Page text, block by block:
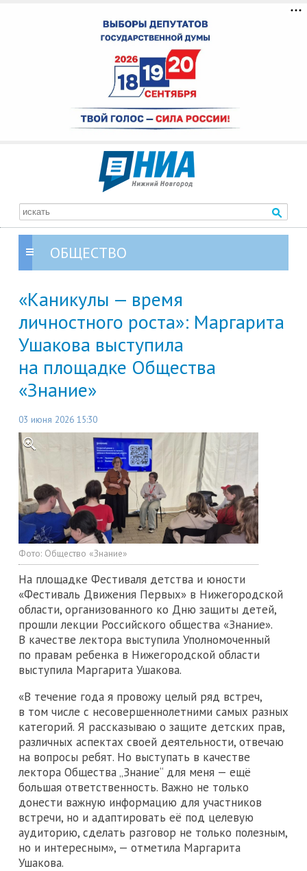
ОБЩЕСТВО
«Каникулы — время
личностного роста»: Маргарита
Ушакова выступила
на площадке Общества
«Знание»
03 июня 2026 15:30
Фото: Общество «Знание»
На площадке Фестиваля детства и юности
«Фестиваль Движения Первых» в Нижегородской
области, организованного ко Дню защиты детей,
прошли лекции Российского общества «Знание».
В качестве лектора выступила Уполномоченный
по правам ребенка в Нижегородской области
выступила Маргарита Ушакова.
«В течение года я провожу целый ряд встреч,
в том числе с несовершеннолетними самых разных
категорий. Я рассказываю о защите детских прав,
различных аспектах своей деятельности, отвечаю
на вопросы ребят. Но выступать в качестве
лектора Общества „Знание“ для меня — ещё
большая ответственность. Важно не только
донести важную информацию для участников
встречи, но и адаптировать её под целевую
аудиторию, сделать разговор не только полезным,
но и интересным», — отметила Маргарита
Ушакова.